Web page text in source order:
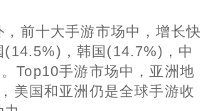
，前十大手游市场中，增长快
(14.5%)，韩国(14.7%)，中
Top10手游市场中，亚洲地
美国和亚洲仍是全球手游收